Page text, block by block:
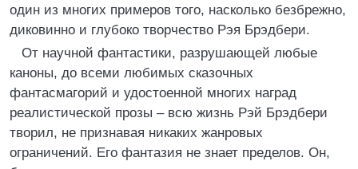
один из многих примеров того, насколько безбрежно,
диковинно и глубоко творчество Рэя Брэдбери.
От научной фантастики, разрушающей любые
каноны, до всеми любимых сказочных
фантасмагорий и удостоенной многих наград
реалистической прозы – всю жизнь Рэй Брэдбери
творил, не признавая никаких жанровых
ограничений. Его фантазия не знает пределов. Он,